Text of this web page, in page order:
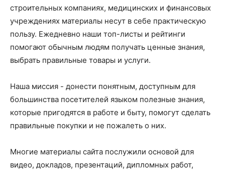
строительных компаниях, медицинских и финансовых
учреждениях материалы несут в себе практическую
пользу. Ежедневно наши топ-листы и рейтинги
помогают обычным людям получать ценные знания,
выбрать правильные товары и услуги.
Наша миссия - донести понятным, доступным для
большинства посетителей языком полезные знания,
которые пригодятся в работе и быту, помогут сделать
правильные покупки и не пожалеть о них.
Многие материалы сайта послужили основой для
видео, докладов, презентаций, дипломных работ,